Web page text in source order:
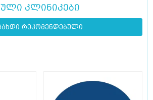
კლინიკები
რეკომენდებული